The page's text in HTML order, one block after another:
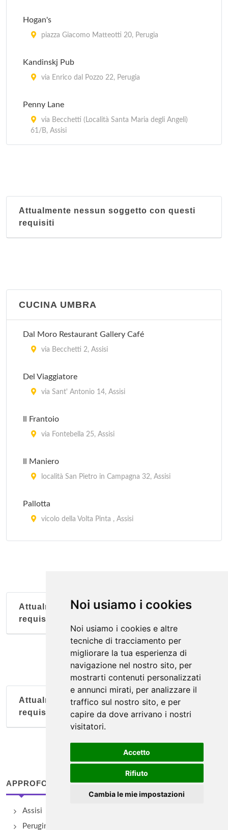
Noi usiamo i cookies
Noi usiamo i cookies e altre
tecniche di tracciamento per
migliorare la tua esperienza di
navigazione nel nostro sito, per
mostrarti contenuti personalizzati
e annunci mirati, per analizzare il
traffico sul nostro sito, e per
capire da dove arrivano i nostri
visitatori.
Accetto
Rifiuto
Cambia le mie impostazioni
Etrusca
Etruschetto
Hogan's
piazza Giacomo Matteotti 20, Perugia
Kandinskj Pub
via Enrico dal Pozzo 22, Perugia
Penny Lane
via Becchetti (Località Santa Maria degli Angeli)
61/B, Assisi
Attualmente nessun soggetto con questi
requisiti
CUCINA UMBRA
Dal Moro Restaurant Gallery Café
via Becchetti 2, Assisi
Del Viaggiatore
via Sant' Antonio 14, Assisi
Il Frantoio
via Fontebella 25, Assisi
Il Maniero
località San Pietro in Campagna 32, Assisi
Pallotta
vicolo della Volta Pinta , Assisi
Attualmente nessun soggetto con questi
requisiti
Attualmente nessun soggetto con questi
requisiti
APPROFONDIMENTI
Assisi
Perugini famosi